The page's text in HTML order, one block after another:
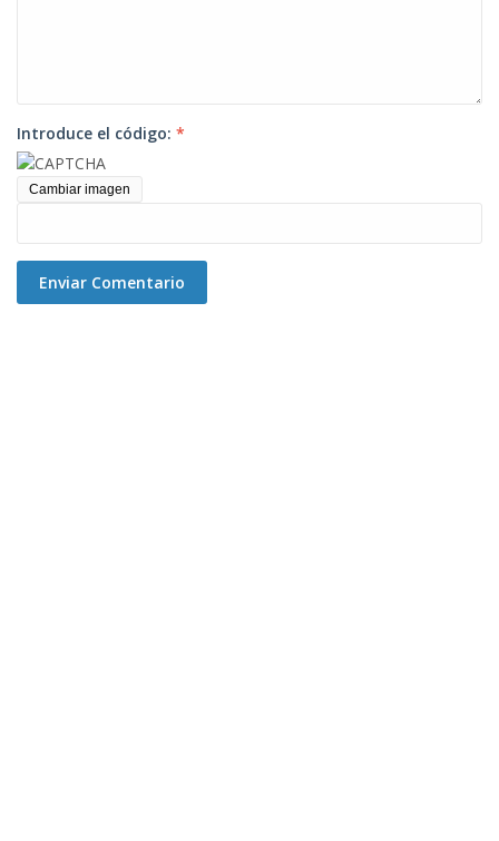
Introduce el código: *
Cambiar imagen
Enviar Comentario